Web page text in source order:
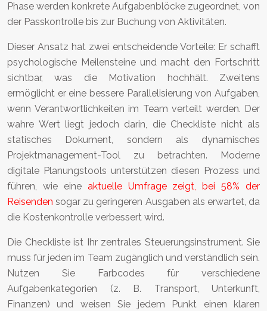
Phase werden konkrete Aufgabenblöcke zugeordnet, von
der Passkontrolle bis zur Buchung von Aktivitäten.
Dieser Ansatz hat zwei entscheidende Vorteile: Er schafft
psychologische Meilensteine und macht den Fortschritt
sichtbar, was die Motivation hochhält. Zweitens
ermöglicht er eine bessere Parallelisierung von Aufgaben,
wenn Verantwortlichkeiten im Team verteilt werden. Der
wahre Wert liegt jedoch darin, die Checkliste nicht als
statisches Dokument, sondern als dynamisches
Projektmanagement-Tool zu betrachten. Moderne
digitale Planungstools unterstützen diesen Prozess und
führen, wie eine aktuelle Umfrage zeigt, bei 58% der
Reisenden sogar zu geringeren Ausgaben als erwartet, da
die Kostenkontrolle verbessert wird.
Die Checkliste ist Ihr zentrales Steuerungsinstrument. Sie
muss für jeden im Team zugänglich und verständlich sein.
Nutzen Sie Farbcodes für verschiedene
Aufgabenkategorien (z. B. Transport, Unterkunft,
Finanzen) und weisen Sie jedem Punkt einen klaren